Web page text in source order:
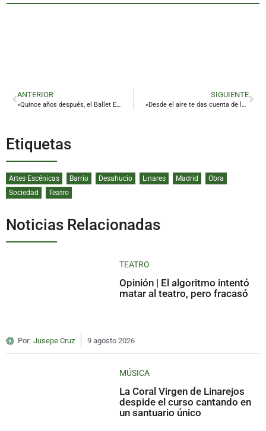
ANTERIOR
«Quince años después, el Ballet Español de Linares ha alcanzado cotas que no imaginábamos»
SIGUIENTE
«Desde el aire te das cuenta de lo pequeños que somos y de lo importante que es vivir con humildad»
Etiquetas
Artes Escénicas Barrio Desahucio Linares Madrid
Obra
Sociedad
Teatro
Noticias Relacionadas
TEATRO
Opinión | El algoritmo intentó
matar al teatro, pero fracasó
Por: Jusepe Cruz 9 agosto 2026
MÚSICA
La Coral Virgen de Linarejos
despide el curso cantando en
un santuario único